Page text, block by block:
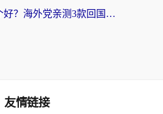
斧牛和闪疾哪个好？海外党亲测3款回国加速器，教你选到不踩坑的那一款
友情链接